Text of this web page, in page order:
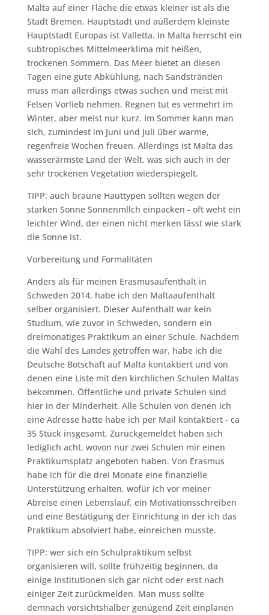
Malta auf einer Fläche die etwas kleiner ist als die
Stadt Bremen. Hauptstadt und außerdem kleinste
Hauptstadt Europas ist Valletta. In Malta herrscht ein
subtropisches Mittelmeerklima mit heißen,
trockenen Sommern. Das Meer bietet an diesen
Tagen eine gute Abkühlung, nach Sandstränden
muss man allerdings etwas suchen und meist mit
Felsen Vorlieb nehmen. Regnen tut es vermehrt im
Winter, aber meist nur kurz. Im Sommer kann man
sich, zumindest im Juni und Juli über warme,
regenfreie Wochen freuen. Allerdings ist Malta das
wasserärmste Land der Welt, was sich auch in der
sehr trockenen Vegetation wiederspiegelt.
TIPP: auch braune Hauttypen sollten wegen der
starken Sonne Sonnenmllch einpacken - oft weht ein
leichter Wind, der einen nicht merken lässt wie stark
die Sonne ist.
Vorbereitung und Formalitäten
Anders als für meinen Erasmusaufenthalt in
Schweden 2014, habe ich den Maltaaufenthalt
selber organisiert. Dieser Aufenthalt war kein
Studium, wie zuvor in Schweden, sondern ein
dreimonatiges Praktikum an einer Schule. Nachdem
die Wahl des Landes getroffen war, habe ich die
Deutsche Botschaft auf Malta kontaktiert und von
denen eine Liste mit den kirchlichen Schulen Maltas
bekommen. Öffentliche und private Schulen sind
hier in der Minderheit. Alle Schulen von denen ich
eine Adresse hatte habe ich per Mail kontaktiert - ca
35 Stück insgesamt. Zurückgemeldet haben sich
lediglich acht, wovon nur zwei Schulen mir einen
Praktikumsplatz angeboten haben. Von Erasmus
habe ich für die drei Monate eine finanzielle
Unterstützung erhalten, wofür ich vor meiner
Abreise einen Lebenslauf, ein Motivationsschreiben
und eine Bestätigung der Einrichtung in der ich das
Praktikum absolviert habe, einreichen musste.
TIPP: wer sich ein Schulpraktikum selbst
organisieren will, sollte frühzeitig beginnen, da
einige Institutionen sich gar nicht oder erst nach
einiger Zeit zurückmelden. Man muss sollte
demnach vorsichtshalber genügend Zeit einplanen